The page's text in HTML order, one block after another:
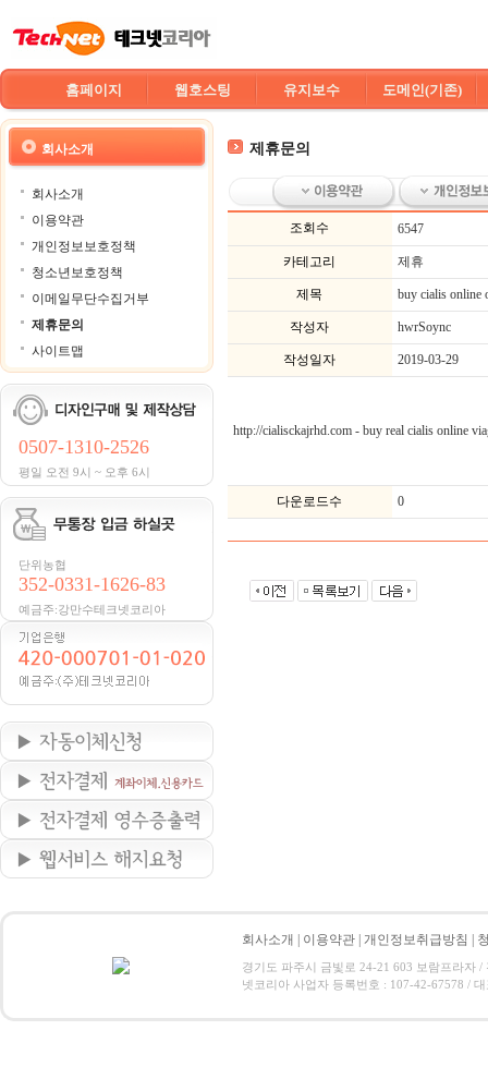
홈페이지 웹호스팅 유지보수 도메인(기존)
회사소개
회사소개
이용약관
개인정보보호정책
청소년보호정책
이메일무단수집거부
제휴문의
사이트맵
0507-1310-2526
평일 오전 9시 ~ 오후 6시
단위농협
352-0331-1626-83
예금주:강만수테크넷코리아
제휴문의
조회수 6547
카테고리 제휴
제목 buy cialis online
작성자 hwrSoync
작성일자 2019-03-29
http://cialisckajrhd.com - buy real cialis online
다운로드수 0
회사소개 이용약관 개인정보취급방침
경기도 파주시 금빛로 24-21 603 보람프라자
넷코리아 사업자 등록번호 : 107-42-67578 /